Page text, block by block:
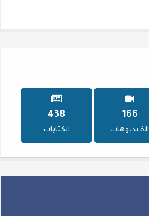
222
الفيديوهات
584
الكتابات